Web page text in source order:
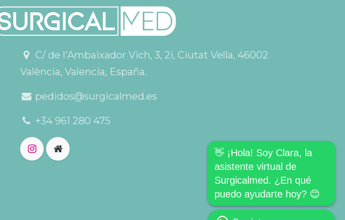
C/ de l'Ambaixador Vich, 3, 2i, Ciutat Vella, 46002
València, Valencia, España.
pedidos@surgicalmed.es
+34 961 280 475
👋 ¡Hola! Soy Clara, la
asistente virtual de
Surgicalmed. ¿En qué
puedo ayudarte hoy? 😊